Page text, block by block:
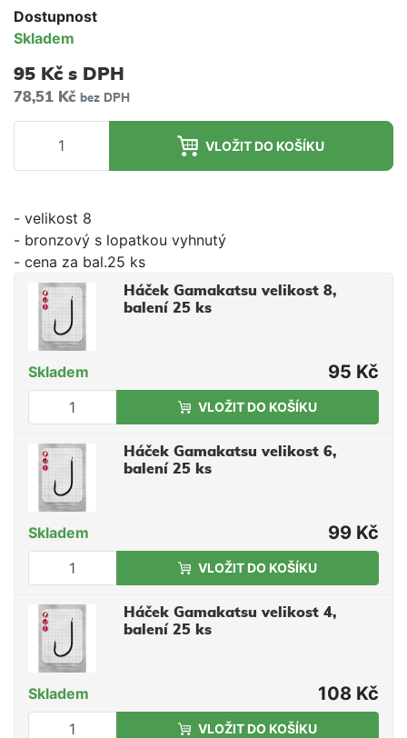
Dostupnost
Skladem
95 Kč s DPH
78,51 Kč bez DPH
VLOŽIT DO KOŠÍKU
- velikost 8
- bronzový s lopatkou vyhnutý
- cena za bal.25 ks
Háček Gamakatsu velikost 8,
balení 25 ks
Skladem 95 Kč
VLOŽIT DO KOŠÍKU
Háček Gamakatsu velikost 6,
balení 25 ks
Skladem 99 Kč
VLOŽIT DO KOŠÍKU
Háček Gamakatsu velikost 4,
balení 25 ks
Skladem 108 Kč
VLOŽIT DO KOŠÍKU